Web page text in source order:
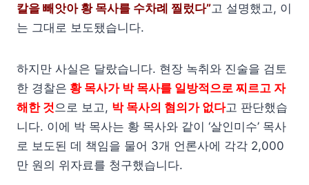
칼을 빼앗아 황 목사를 수차례 찔렀다”고 설명했고, 이
는 그대로 보도됐습니다.
하지만 사실은 달랐습니다. 현장 녹취와 진술을 검토
한 경찰은 황 목사가 박 목사를 일방적으로 찌르고 자
해한 것 으로 보고, 박 목사의 혐의가 없다고 판단했습
니다. 이에 박 목사는 황 목사와 같이 ‘살인미수’ 목사
로 보도된 데 책임을 물어 3개 언론사에 각각 2,000
만 원의 위자료를 청구했습니다.